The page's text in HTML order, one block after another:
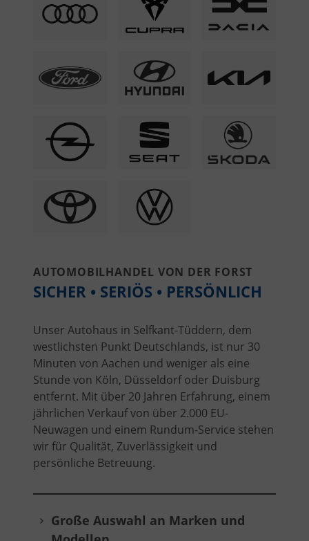
AUTOMOBILHANDEL VON DER FORST
SICHER • SERIÖS • PERSÖNLICH
Unser Autohaus in Selfkant-Tüddern, dem
westlichsten Punkt Deutschlands, ist nur 30
Minuten von Aachen und weniger als eine
Stunde von Köln, Düsseldorf oder Duisburg
entfernt. Mit über 20 Jahren Erfahrung, einem
jährlichen Verkauf von über 2.000 EU-
Neuwagen und einem Rundum-Service stehen
wir für Qualität, Zuverlässigkeit und
persönliche Betreuung.
Große Auswahl an Marken und